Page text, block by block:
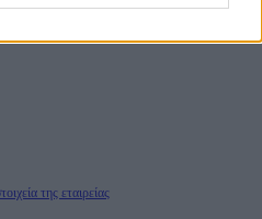
«ΝΟΗΣΙΣ ΙΚΕ»
E-mail: press@dailypost.gr, Τηλ.
της εταιρείας